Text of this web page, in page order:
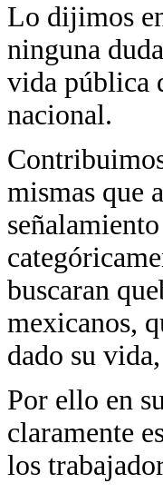
Lo dijimos
ninguna
vida pública
nacional.
mismas que
buscaran
mexicanos,
dado su
Por ello en
claramente
los